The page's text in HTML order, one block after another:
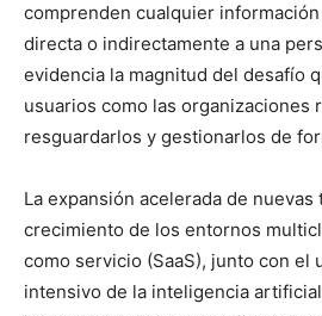
comprenden cualquier
directa o indirectamente a una
evidencia la magnitud del desafío
usuarios como las organizaciones
resguardarlos y gestionarlos de
La expansión acelerada de nuevas
crecimiento de los entornos
como servicio (SaaS), junto con el
intensivo de la inteligencia